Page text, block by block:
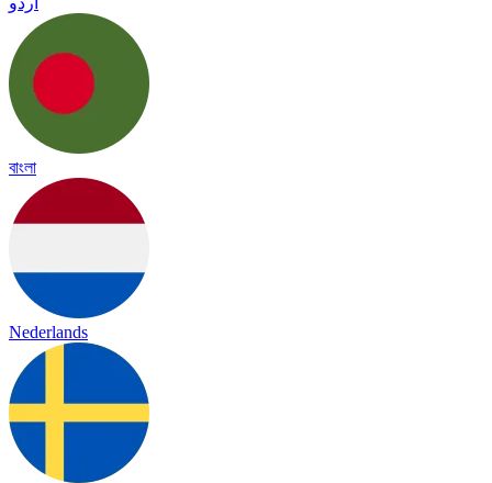
বাংলা
Nederlands